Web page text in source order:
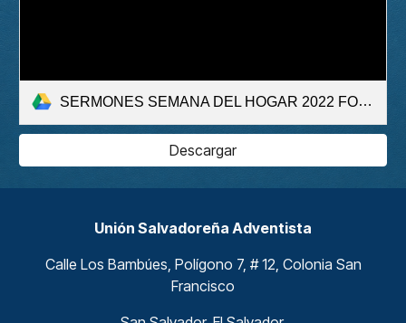
SERMONES SEMANA DEL HOGAR 2022 FOLLETO.pdf
Descargar
Unión Salvadoreña Adventista
Calle Los Bambúes, Polígono 7, # 12, Colonia San
Francisco